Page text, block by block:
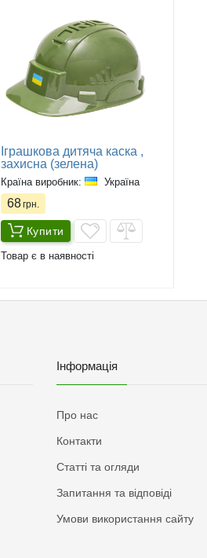
Іграшкова дитяча каска ,
захисна (зелена)
Країна виробник: Україна
68грн.
Купити
Товар є в наявності
Інформація
Про нас
Контакти
Статті та огляди
Запитання та відповіді
Умови використання сайту